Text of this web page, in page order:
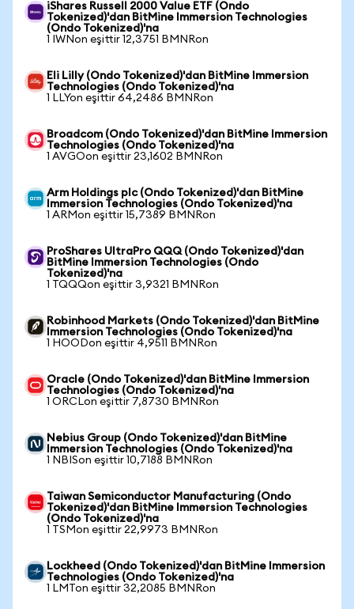
iShares Russell 2000 Value ETF (Ondo
Tokenized)'dan BitMine Immersion Technologies
(Ondo Tokenized)'na
1 IWNon eşittir 12,3751 BMNRon
Eli Lilly (Ondo Tokenized)'dan BitMine Immersion
Technologies (Ondo Tokenized)'na
1 LLYon eşittir 64,2486 BMNRon
Broadcom (Ondo Tokenized)'dan BitMine Immersion
Technologies (Ondo Tokenized)'na
1 AVGOon eşittir 23,1602 BMNRon
Arm Holdings plc (Ondo Tokenized)'dan BitMine
Immersion Technologies (Ondo Tokenized)'na
1 ARMon eşittir 15,7389 BMNRon
ProShares UltraPro QQQ (Ondo Tokenized)'dan
BitMine Immersion Technologies (Ondo
Tokenized)'na
1 TQQQon eşittir 3,9321 BMNRon
Robinhood Markets (Ondo Tokenized)'dan BitMine
Immersion Technologies (Ondo Tokenized)'na
1 HOODon eşittir 4,9511 BMNRon
Oracle (Ondo Tokenized)'dan BitMine Immersion
Technologies (Ondo Tokenized)'na
1 ORCLon eşittir 7,8730 BMNRon
Nebius Group (Ondo Tokenized)'dan BitMine
Immersion Technologies (Ondo Tokenized)'na
1 NBISon eşittir 10,7188 BMNRon
Taiwan Semiconductor Manufacturing (Ondo
Tokenized)'dan BitMine Immersion Technologies
(Ondo Tokenized)'na
1 TSMon eşittir 22,9973 BMNRon
Lockheed (Ondo Tokenized)'dan BitMine Immersion
Technologies (Ondo Tokenized)'na
1 LMTon eşittir 32,2085 BMNRon